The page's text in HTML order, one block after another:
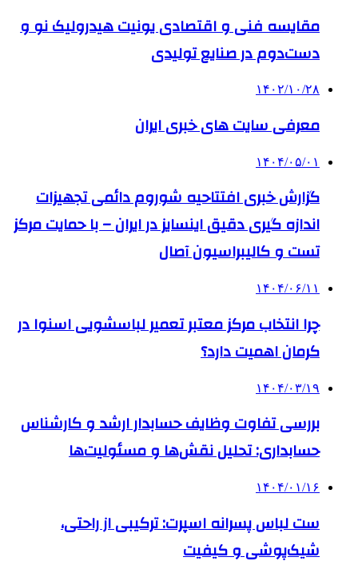
مقایسه فنی و اقتصادی یونیت هیدرولیک نو و
دست‌دوم در صنایع تولیدی
۱۴۰۲/۱۰/۲۸
معرفی سایت های خبری ایران
۱۴۰۴/۰۵/۰۱
گزارش خبری افتتاحیه شوروم دائمی تجهیزات
اندازه گیری دقیق اینسایز در ایران – با حمایت مرکز
تست و کالیبراسیون آصال
۱۴۰۴/۰۶/۱۱
چرا انتخاب مرکز معتبر تعمیر لباسشویی اسنوا در
کرمان اهمیت دارد؟
۱۴۰۴/۰۳/۱۹
بررسی تفاوت وظایف حسابدار ارشد و کارشناس
حسابداری: تحلیل نقش‌ها و مسئولیت‌ها
۱۴۰۴/۰۱/۱۶
ست لباس پسرانه اسپرت: ترکیبی از راحتی،
شیک‌پوشی و کیفیت